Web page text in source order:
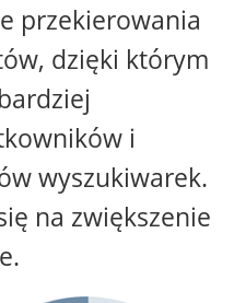
przekierowania
dzięki którym
i
wyszukiwarek.
na zwiększenie